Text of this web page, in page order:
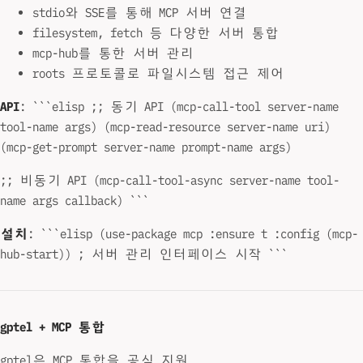
stdio와 SSE를 통해 MCP 서버 연결
filesystem, fetch 등 다양한 서버 통합
mcp-hub를 통한 서버 관리
roots 프로토콜로 파일시스템 접근 제어
API: ```elisp ;; 동기 API (mcp-call-tool server-name
tool-name args) (mcp-read-resource server-name uri)
(mcp-get-prompt server-name prompt-name args)
;; 비동기 API (mcp-call-tool-async server-name tool-
name args callback) ```
설치 : ```elisp (use-package mcp :ensure t :config (mcp-
hub-start)) ; 서버 관리 인터페이스 시작 ```
gptel + MCP 통합
gptel은 MCP 통합을 공식 지원